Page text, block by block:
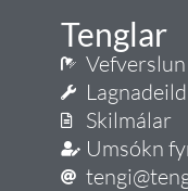
Tenglar
Vefverslun
Lagnadeild
Skilmálar
Umsókn